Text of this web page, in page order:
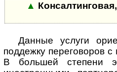
▲
Данные услуги
поддежку переговоров
В большей степени